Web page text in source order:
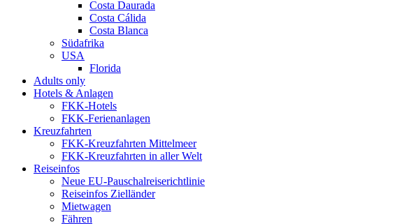
Costa Daurada
Costa Cálida
Costa Blanca
Südafrika
USA
Florida
Adults only
Hotels & Anlagen
FKK-Hotels
FKK-Ferienanlagen
Kreuzfahrten
FKK-Kreuzfahrten Mittelmeer
FKK-Kreuzfahrten in aller Welt
Reiseinfos
Neue EU-Pauschalreiserichtlinie
Reiseinfos Zielländer
Mietwagen
Fähren